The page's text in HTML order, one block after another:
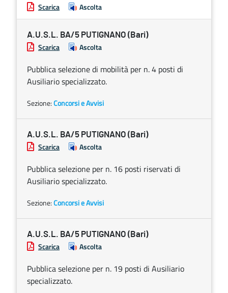
Scarica Ascolta
A.U.S.L. BA/5 PUTIGNANO (Bari)
Scarica Ascolta
Pubblica selezione di mobilità per n. 4 posti di
Ausiliario specializzato.
Sezione:Concorsi e Avvisi
A.U.S.L. BA/5 PUTIGNANO (Bari)
Scarica Ascolta
Pubblica selezione per n. 16 posti riservati di
Ausiliario specializzato.
Sezione:Concorsi e Avvisi
A.U.S.L. BA/5 PUTIGNANO (Bari)
Scarica Ascolta
Pubblica selezione per n. 19 posti di Ausiliario
specializzato.